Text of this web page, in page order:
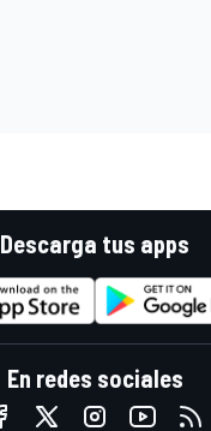
Descarga tus apps
En redes sociales